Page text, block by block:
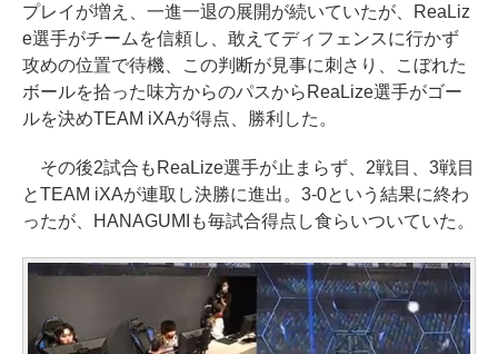
プレイが増え、一進一退の展開が続いていたが、ReaLiz
e選手がチームを信頼し、敢えてディフェンスに行かず
攻めの位置で待機、この判断が見事に刺さり、こぼれた
ボールを拾った味方からのパスからReaLize選手がゴー
ルを決めTEAM iXAが得点、勝利した。
その後2試合もReaLize選手が止まらず、2戦目、3戦目
とTEAM iXAが連取し決勝に進出。3-0という結果に終わ
ったが、HANAGUMIも毎試合得点し食らいついていた。